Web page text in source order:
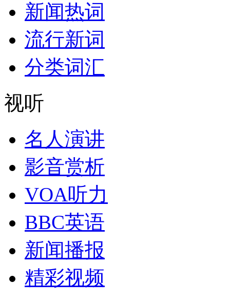
新闻热词
流行新词
分类词汇
视听
名人演讲
影音赏析
VOA听力
BBC英语
新闻播报
精彩视频